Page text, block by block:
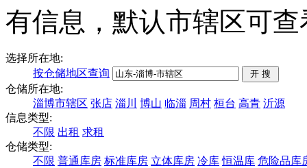
有信息，默认市辖区可
选择所在地:
按仓储地区查询
仓储所在地:
淄博市辖区 张店 淄川 博山 临淄 周村 桓台 高青 沂源
信息类型:
不限 出租 求租
仓储类型:
不限 普通库房 标准库房 立体库房 冷库 恒温库 危险品库